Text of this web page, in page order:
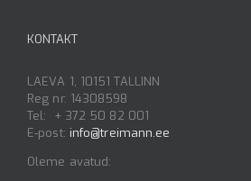
KONTAKT
LAEVA 1, 10151 TALLINN
Reg nr. 14308598
Tel: + 372 50 82 001
E-post: info@treimann.ee
Oleme avatud: